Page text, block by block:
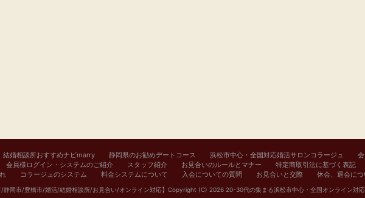
結婚相談所おすすめナビmarry 静岡県のお勧めデートコース 浜松市中心・全国対応婚活サロンコラージュ
会員様ログイン・システムのご紹介 スタッフ紹介 お見合いのルールとマナー 特定商取引法に基づく表記
コラージュのシステム 料金システムについて 入会についての質問 お見合いと交際 休会、退会につ
/静岡市/豊橋市/婚活/結婚相談所/お見合い/オンライン対応】Copyright (C) 2026 20-30代の集まる浜松市中心・全国オンライン対